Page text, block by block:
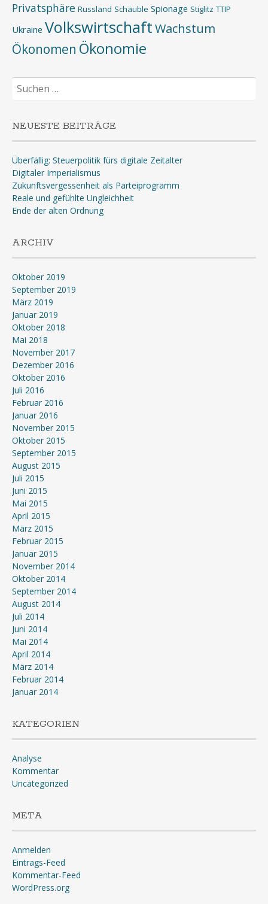
Privatsphäre Russland Schäuble Spionage Stiglitz TTIP
Ukraine VolkswirtschaftWachstum
Ökonomen Ökonomie
Suchen
nach:
NEUESTE BEITRÄGE
Überfällig: Steuerpolitik fürs digitale Zeitalter
Digitaler Imperialismus
Zukunftsvergessenheit als Parteiprogramm
Reale und gefühlte Ungleichheit
Ende der alten Ordnung
ARCHIV
Oktober 2019
September 2019
März 2019
Januar 2019
Oktober 2018
Mai 2018
November 2017
Dezember 2016
Oktober 2016
Juli 2016
Februar 2016
Januar 2016
November 2015
Oktober 2015
September 2015
August 2015
Juli 2015
Juni 2015
Mai 2015
April 2015
März 2015
Februar 2015
Januar 2015
November 2014
Oktober 2014
September 2014
August 2014
Juli 2014
Juni 2014
Mai 2014
April 2014
März 2014
Februar 2014
Januar 2014
KATEGORIEN
Analyse
Kommentar
Uncategorized
META
Anmelden
Eintrags-Feed
Kommentar-Feed
WordPress.org